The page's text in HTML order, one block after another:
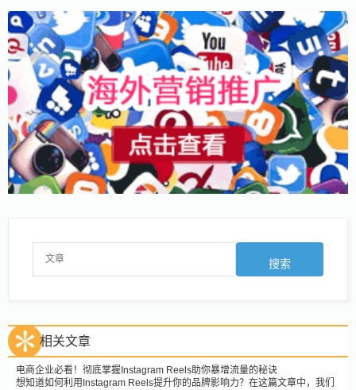
相关文章
电商企业必看！彻底掌握Instagram Reels助你暴增流量的秘诀
想知道如何利用Instagram Reels提升你的品牌影响力？在这篇文章中，我们